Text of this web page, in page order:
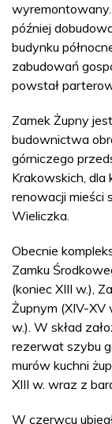
później
budynku
zabudowań
powstał
Zamek Żupny
budownictwa
górniczego
Krakowskich, dla
renowacji mieści
Wieliczka.
Obecnie
Zamku
(koniec XIII w.),
Żupnym (XIV-XV
w.). W skład
rezerwat szybu
murów kuchni
XIII w. wraz z
W czerwcu